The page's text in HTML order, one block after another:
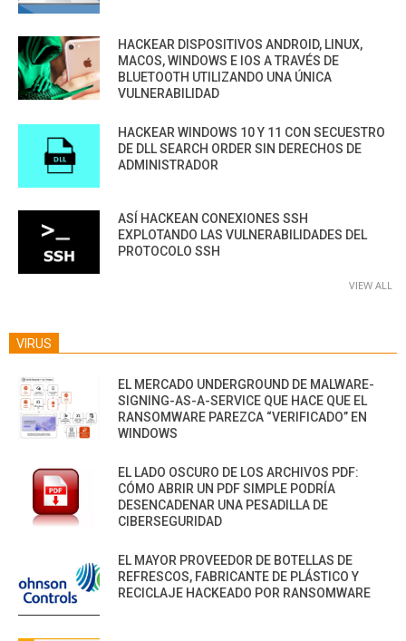
HACKEAR DISPOSITIVOS ANDROID, LINUX,
MACOS, WINDOWS E IOS A TRAVÉS DE
BLUETOOTH UTILIZANDO UNA ÚNICA
VULNERABILIDAD
HACKEAR WINDOWS 10 Y 11 CON SECUESTRO
DE DLL SEARCH ORDER SIN DERECHOS DE
ADMINISTRADOR
ASÍ HACKEAN CONEXIONES SSH
EXPLOTANDO LAS VULNERABILIDADES DEL
PROTOCOLO SSH
VIEW ALL
VIRUS
EL MERCADO UNDERGROUND DE MALWARE-
SIGNING-AS-A-SERVICE QUE HACE QUE EL
RANSOMWARE PAREZCA “VERIFICADO” EN
WINDOWS
EL LADO OSCURO DE LOS ARCHIVOS PDF:
CÓMO ABRIR UN PDF SIMPLE PODRÍA
DESENCADENAR UNA PESADILLA DE
CIBERSEGURIDAD
EL MAYOR PROVEEDOR DE BOTELLAS DE
REFRESCOS, FABRICANTE DE PLÁSTICO Y
RECICLAJE HACKEADO POR RANSOMWARE